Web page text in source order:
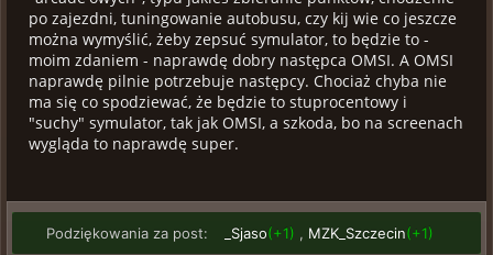
po zajezdni, tuningowanie autobusu, czy kij wie co jeszcze
można wymyślić, żeby zepsuć symulator, to będzie to -
moim zdaniem - naprawdę dobry następca OMSI. A OMSI
naprawdę pilnie potrzebuje następcy. Chociaż chyba nie
ma się co spodziewać, że będzie to stuprocentowy i
"suchy" symulator, tak jak OMSI, a szkoda, bo na screenach
wygląda to naprawdę super.
Podziękowania za post: _Sjaso(+1) , MZK_Szczecin(+1)